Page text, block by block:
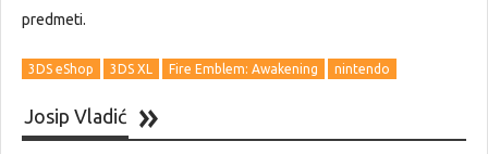
predmeti.
3DS eShop 3DS XL Fire Emblem: Awakening nintendo
Josip Vladić